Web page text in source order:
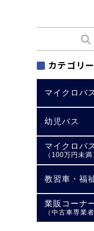
カテゴリ
マイクロバ
幼児バス
マイクロバ
（100万円未満
教習車・福
業販コーナ
（中古車専業